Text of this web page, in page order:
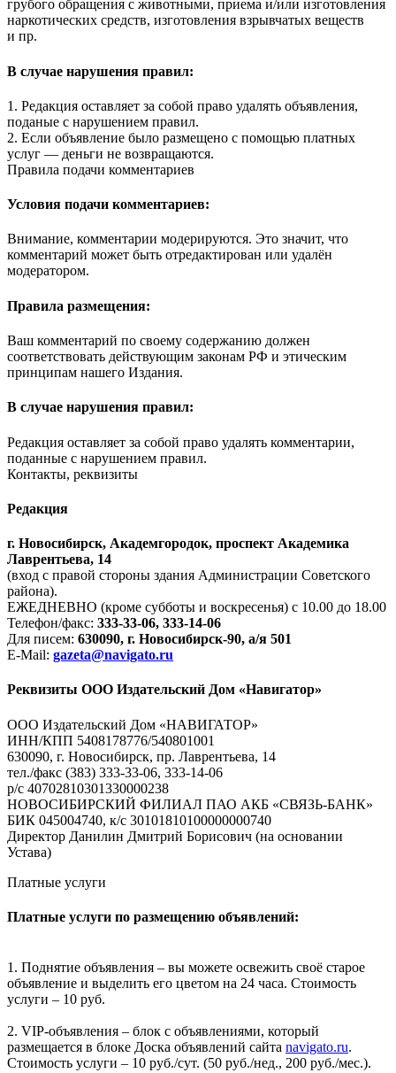
грубого обращения с животными, приема и/или изготовления
наркотических средств, изготовления взрывчатых веществ
и пр.
В случае нарушения правил:
1. Редакция оставляет за собой право удалять объявления,
поданые с нарушением правил.
2. Если объявление было размещено с помощью платных
услуг — деньги не возвращаются.
Правила подачи комментариев
Условия подачи комментариев:
Внимание, комментарии модерируются. Это значит, что
комментарий может быть отредактирован или удалён
модератором.
Правила размещения:
Ваш комментарий по своему содержанию должен
соответствовать действующим законам РФ и этическим
принципам нашего Издания.
В случае нарушения правил:
Редакция оставляет за собой право удалять комментарии,
поданные с нарушением правил.
Контакты, реквизиты
Редакция
г. Новосибирск, Академгородок, проспект Академика
Лаврентьева, 14
(вход с правой стороны здания Администрации Советского
района).
ЕЖЕДНЕВНО (кроме субботы и воскресенья) с 10.00 до 18.00
Телефон/факс: 333-33-06, 333-14-06
Для писем: 630090, г. Новосибирск-90, а/я 501
E-Mail: gazeta@navigato.ru
Реквизиты ООО Издательский Дом «Навигатор»
ООО Издательский Дом «НАВИГАТОР»
ИНН/КПП 5408178776/540801001
630090, г. Новосибирск, пр. Лаврентьева, 14
тел./факс (383) 333-33-06, 333-14-06
р/с 40702810301330000238
НОВОСИБИРСКИЙ ФИЛИАЛ ПАО АКБ «СВЯЗЬ-БАНК»
БИК 045004740, к/с 30101810100000000740
Директор Данилин Дмитрий Борисович (на основании
Устава)
Платные услуги
Платные услуги по размещению объявлений:
1. Поднятие объявления – вы можете освежить своё старое
объявление и выделить его цветом на 24 часа. Стоимость
услуги – 10 руб.
2. VIP-объявления – блок с объявлениями, который
размещается в блоке Доска объявлений сайта navigato.ru.
Стоимость услуги – 10 руб./сут. (50 руб./нед., 200 руб./мес.).